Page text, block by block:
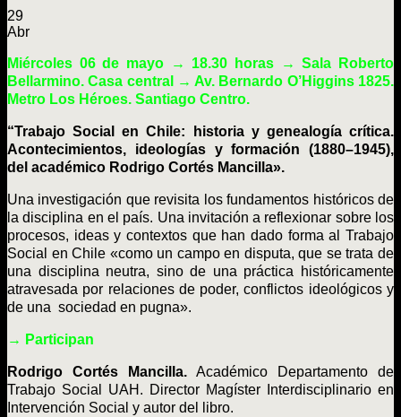
29
Abr
Miércoles 06 de mayo → 18.30 horas → Sala Roberto
Bellarmino. Casa central → Av. Bernardo O’Higgins 1825.
Metro Los Héroes. Santiago Centro.
“Trabajo Social en Chile: historia y genealogía crítica.
Acontecimientos, ideologías y formación (1880–1945),
del académico Rodrigo Cortés Mancilla».
Una investigación que revisita los fundamentos históricos de
la disciplina en el país. Una invitación a reflexionar sobre los
procesos, ideas y contextos que han dado forma al Trabajo
Social en Chile «como un campo en disputa, que se trata de
una disciplina neutra, sino de una práctica históricamente
atravesada por relaciones de poder, conflictos ideológicos y
de una sociedad en pugna».
→ Participan
Rodrigo Cortés Mancilla.Académico Departamento de
Trabajo Social UAH. Director Magíster Interdisciplinario en
Intervención Social y autor del libro.